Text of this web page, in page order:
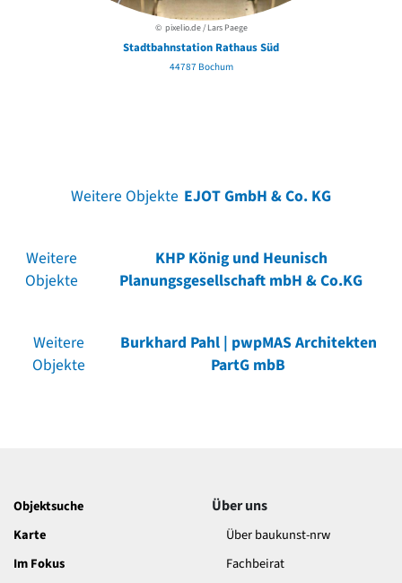
© pixelio.de / Lars Paege
Stadtbahnstation Rathaus Süd
44787 Bochum
Weitere Objekte EJOT GmbH & Co. KG
Weitere
Objekte
KHP König und Heunisch
Planungsgesellschaft mbH & Co.KG
Weitere
Objekte
Burkhard Pahl | pwpMAS Architekten
PartG mbB
Objektsuche
Karte
Im Fokus
Über uns
Über baukunst-nrw
Fachbeirat